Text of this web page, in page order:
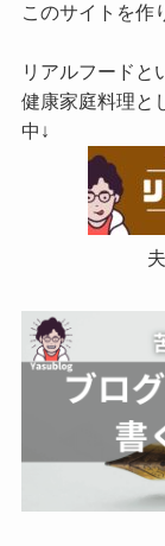
このサイトを作
リアルフードと
健康家庭料理と
中↓